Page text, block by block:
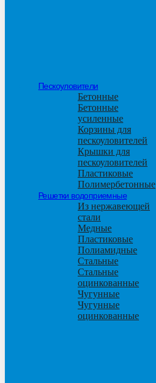
Пескоуловители
Бетонные
Бетонные
усиленные
Корзины для
пескоуловителей
Крышки для
пескоуловителей
Пластиковые
Полимербетонные
Решетки водоприемные
Из нержавеющей
стали
Медные
Пластиковые
Полиамидные
Стальные
Стальные
оцинкованные
Чугунные
Чугунные
оцинкованные